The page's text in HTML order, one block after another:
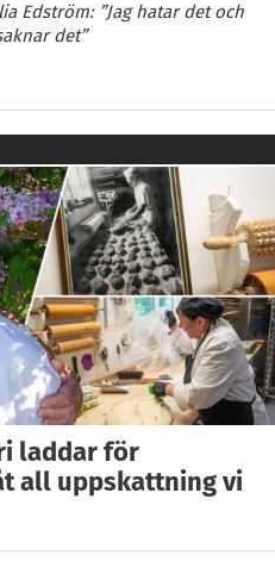
Edström: ”Jag hatar det och
det”
laddar för
all uppskattning vi